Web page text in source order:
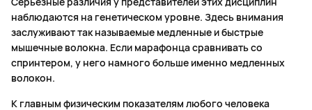
наблюдаются на генетическом уровне. Здесь внимания
заслуживают так называемые медленные и быстрые
мышечные волокна. Если марафонца сравнивать со
спринтером, у него намного больше именно медленных
волокон.
К главным физическим показателям любого человека